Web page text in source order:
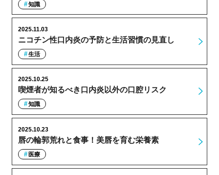
知識
ニコチン性口内炎の予防と生活習慣の見直し
2025.11.03
生活
喫煙者が知るべき口内炎以外の口腔リスク
2025.10.25
知識
唇の輪郭荒れと食事！美唇を育む栄養素
2025.10.23
医療